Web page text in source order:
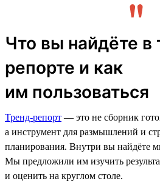
Что вы найдёте в
репорте и как
им пользоваться
Тренд-репорт — это не сборник
а инструмент для размышлений и
планирования. Внутри вы найдёте
Мы предложили им изучить
и оценить на круглом столе.